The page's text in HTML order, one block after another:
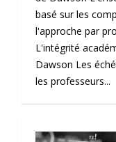
basé sur les
l'approche par
L'intégrité
Dawson Les
les professeurs...